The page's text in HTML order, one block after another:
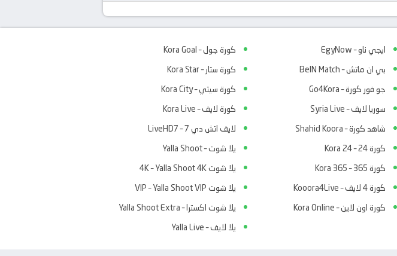
ايجي ناو – EgyNow
بي ان ماتش – BeIN Match
جو فور كورة – Go4Kora
سوريا لايف – Syria Live
شاهد كورة – Shahid Koora
كورة 24 – Kora 24
كورة 365 – Kora 365
كورة 4 لايف – Kooora4Live
كورة اون لاين – Kora Online
كورة جول – Kora Goal
كورة ستار – Kora Star
كورة سيتي – Kora City
كورة لايف – Kora Live
لايف اتش دي 7 – LiveHD7
يلا شوت – Yalla Shoot
يلا شوت 4K – Yalla Shoot 4K
يلا شوت VIP – Yalla Shoot VIP
يلا شوت اكسترا – Yalla Shoot Extra
يلا لايف – Yalla Live